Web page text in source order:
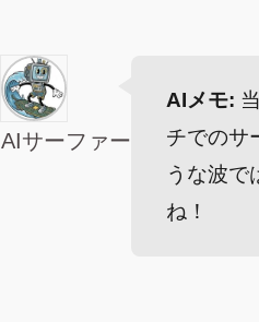
AIサーファー
AIメモ:
チでのサ
うな波で
ね！